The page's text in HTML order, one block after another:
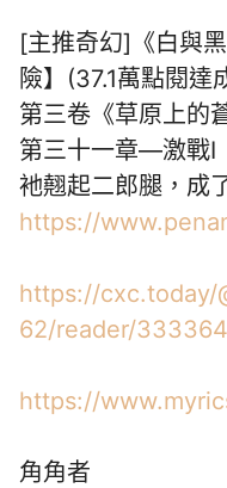
[主推奇幻]《白與
險】(37.1萬點閱達
第三卷《草原上的
第三十一章—激戰I
衪翹起二郎腿，成
https://
https://cxc.today/
62/reader/333364
https://
角角者